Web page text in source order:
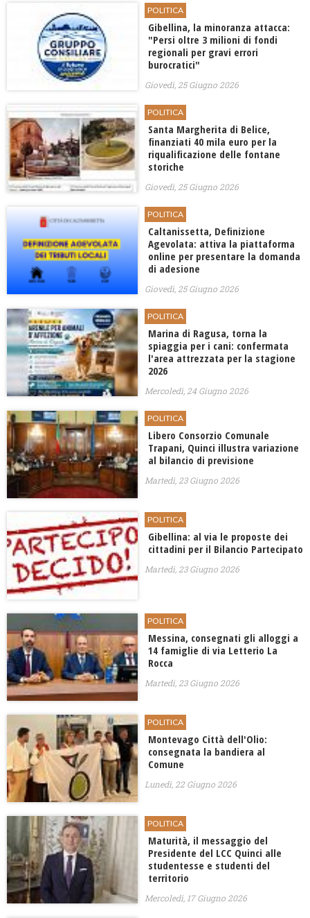
POLITICA
Gibellina, la minoranza attacca:
"Persi oltre 3 milioni di fondi
regionali per gravi errori
burocratici"
Giovedì, 25 Giugno 2026
POLITICA
Santa Margherita di Belice,
finanziati 40 mila euro per la
riqualificazione delle fontane
storiche
Giovedì, 25 Giugno 2026
POLITICA
Caltanissetta, Definizione
Agevolata: attiva la piattaforma
online per presentare la domanda
di adesione
Giovedì, 25 Giugno 2026
POLITICA
Marina di Ragusa, torna la
spiaggia per i cani: confermata
l'area attrezzata per la stagione
2026
Mercoledì, 24 Giugno 2026
POLITICA
Libero Consorzio Comunale
Trapani, Quinci illustra variazione
al bilancio di previsione
Martedì, 23 Giugno 2026
POLITICA
Gibellina: al via le proposte dei
cittadini per il Bilancio Partecipato
Martedì, 23 Giugno 2026
POLITICA
Messina, consegnati gli alloggi a
14 famiglie di via Letterio La
Rocca
Martedì, 23 Giugno 2026
POLITICA
Montevago Città dell'Olio:
consegnata la bandiera al
Comune
Lunedì, 22 Giugno 2026
POLITICA
Maturità, il messaggio del
Presidente del LCC Quinci alle
studentesse e studenti del
territorio
Mercoledì, 17 Giugno 2026